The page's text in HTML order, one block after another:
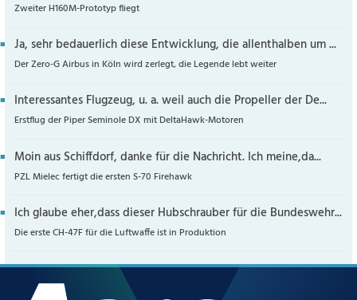
Zweiter H160M-Prototyp fliegt
Ja, sehr bedauerlich diese Entwicklung, die allenthalben um ...
Der Zero-G Airbus in Köln wird zerlegt, die Legende lebt weiter
Interessantes Flugzeug, u. a. weil auch die Propeller der De...
Erstflug der Piper Seminole DX mit DeltaHawk-Motoren
Moin aus Schiffdorf, danke für die Nachricht. Ich meine,da...
PZL Mielec fertigt die ersten S-70 Firehawk
Ich glaube eher,dass dieser Hubschrauber für die Bundeswehr...
Die erste CH-47F für die Luftwaffe ist in Produktion